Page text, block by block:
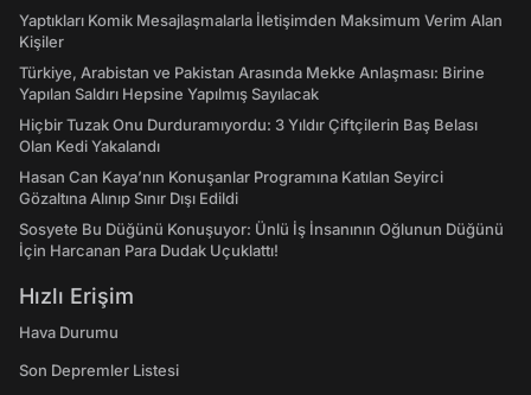
Yaptıkları Komik Mesajlaşmalarla İletişimden Maksimum Verim Alan
Kişiler
Türkiye, Arabistan ve Pakistan Arasında Mekke Anlaşması: Birine
Yapılan Saldırı Hepsine Yapılmış Sayılacak
Hiçbir Tuzak Onu Durduramıyordu: 3 Yıldır Çiftçilerin Baş Belası
Olan Kedi Yakalandı
Hasan Can Kaya’nın Konuşanlar Programına Katılan Seyirci
Gözaltına Alınıp Sınır Dışı Edildi
Sosyete Bu Düğünü Konuşuyor: Ünlü İş İnsanının Oğlunun Düğünü
İçin Harcanan Para Dudak Uçuklattı!
Hızlı Erişim
Hava Durumu
Son Depremler Listesi